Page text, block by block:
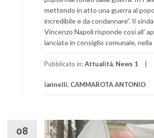
mettendo in atto una guerra al
incredibile e da condannare”. Il
Vincenzo Napoli risponde cosi all’
lanciato in consiglio comunale,
Pubblicato in:Attualità, News 1
iannelli, CAMMAROTA ANTONIO
08